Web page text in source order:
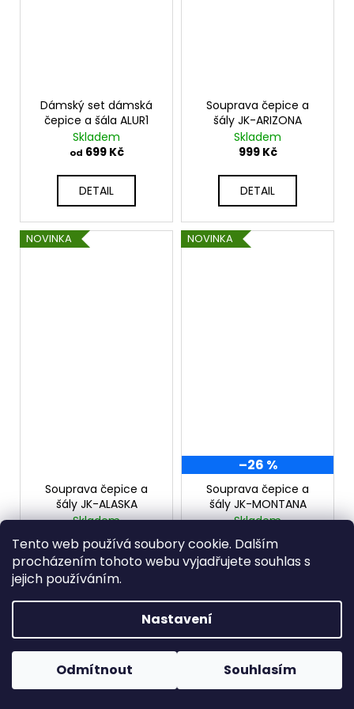
Tento web používá soubory cookie. Dalším
procházením tohoto webu vyjadřujete souhlas s
jejich používáním.
Nastavení
Odmítnout Souhlasím
Dámský set dámská
čepice a šála ALUR1
Skladem
od 699 Kč
DETAIL
Souprava čepice a
šály JK-ARIZONA
Skladem
999 Kč
DETAIL
NOVINKA
Souprava čepice a
šály JK-ALASKA
Skladem
1 099 Kč
DETAIL
NOVINKA
–26 %
Souprava čepice a
šály JK-MONTANA
Skladem
1 099 Kč